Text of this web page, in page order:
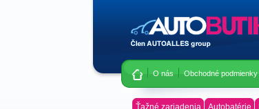
O nás Obchodné podmienky
Ťažné zariadenia Autobatérie